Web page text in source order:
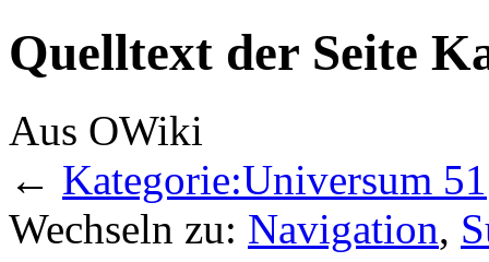
Quelltext der Seite
Aus OWiki
← Kategorie:Universum 51
Wechseln zu: Navigation,